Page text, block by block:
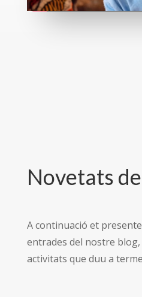
Novetats
A continuació et
entrades del nostre
activitats que duu a